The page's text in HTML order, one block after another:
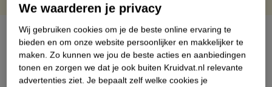
Over dit product
Productinformatie
We waarderen je privacy
Wij gebruiken cookies om je de beste online ervaring te
bieden en om onze website persoonlijker en makkelijker te
maken. Zo kunnen we jou de beste acties en aanbiedingen
tonen en zorgen we dat je ook buiten Kruidvat.nl relevante
advertenties ziet. Je bepaalt zelf welke cookies je